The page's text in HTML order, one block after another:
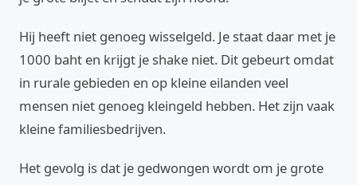
Hij heeft niet genoeg wisselgeld. Je staat daar met je
1000 baht en krijgt je shake niet. Dit gebeurt omdat
in rurale gebieden en op kleine eilanden veel
mensen niet genoeg kleingeld hebben. Het zijn vaak
kleine familiesbedrijven.
Het gevolg is dat je gedwongen wordt om je grote